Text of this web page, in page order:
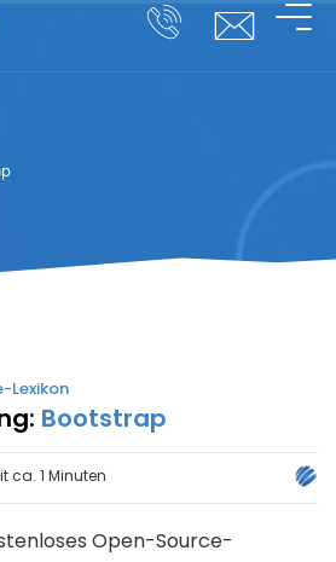
Lexikon
Bootstrap
ca. 1 Minuten
Open-Source-